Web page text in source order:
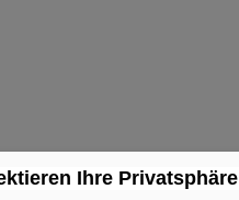
Ihre Privatsphäre